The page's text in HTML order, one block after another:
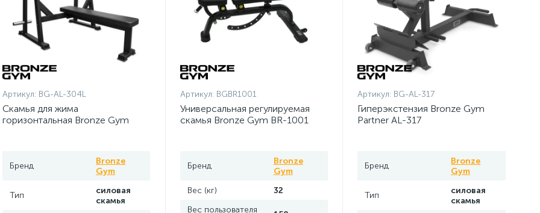
Артикул: BG-AL-304L
Скамья для жима
горизонтальная Bronze Gym
Бренд
Bronze
Gym
Тип
силовая
скамья
Артикул: BGBR1001
Универсальная регулируемая
скамья Bronze Gym BR-1001
Бренд
Bronze
Gym
Вес (кг)
32
Вес пользователя
Артикул: BG-AL-317
Гиперэкстензия Bronze Gym
Partner AL-317
Бренд
Bronze
Gym
Тип
силовая
скамья